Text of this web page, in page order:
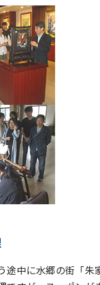
途中に水郷の街「朱